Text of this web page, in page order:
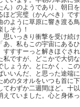
ん）のようであり、朝日
ほど完璧（かんぺき）で
のように草原に響き渡る
そう！
いっきり衝撃を受け続
あ、私もこの宇宙にある
すすすーっと解きほぐさ
私ですが、どこかで大切
しょうか。とにかく、こ
いいんだ、と思った途端
めのタオルをいつも首に
てわずか二週間ほど。十
えていました。心と身体